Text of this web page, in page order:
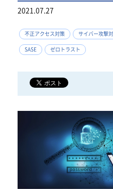
2021.07.27
不正アクセス対策 サイバー攻撃
SASE ゼロトラスト